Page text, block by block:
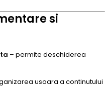
si
– permite deschiderea
usoara a continutului